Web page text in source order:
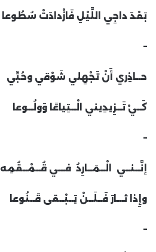
بَعْدَ داجِي اللَّيْلِ فَازْدادَتْ سُطُوعا
–
حــاذِري أَنْ تَجْهِلي شَوْقي وحُبِّي
كَــيْ تَــزِيدِيني الْــتِياعًا وَولُــوعا
–
إنَّــنــي الْــمَــارِدُ فـــي قُــمْــقُمِه
وإِذا ثـــارَ فَــلَــنْ يَــبْــقى قَــنُوعا
–